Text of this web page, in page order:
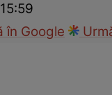
în Google